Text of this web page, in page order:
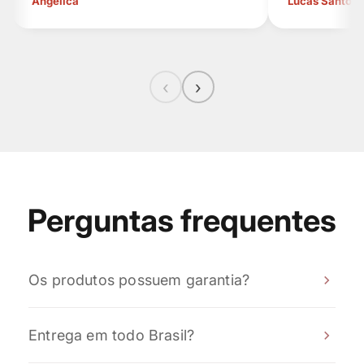
‹ ›
Perguntas frequentes
Os produtos possuem garantia?
contra defeitos de fabricação, conforme previsto
Entrega em todo Brasil?